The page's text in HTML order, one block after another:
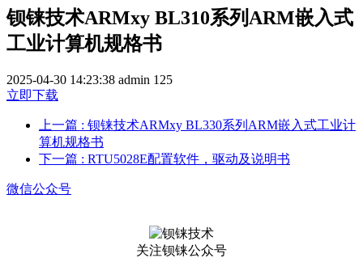
钡铼技术ARMxy BL310系列ARM嵌入式
工业计算机规格书
2025-04-30 14:23:38 admin 125
立即下载
上一篇 : 钡铼技术ARMxy BL330系列ARM嵌入式工业计
算机规格书
下一篇 : RTU5028E配置软件，驱动及说明书
微信公众号
关注钡铼公众号